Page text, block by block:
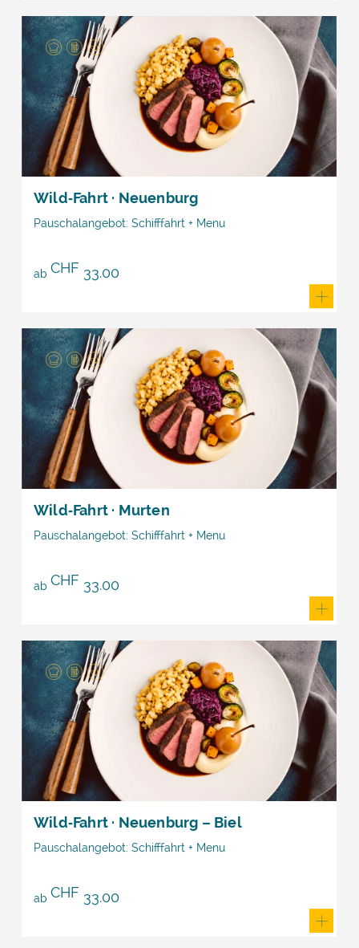
Wild‑Fahrt · Neuenburg
Pauschalangebot: Schifffahrt + Menu
ab CHF 33.00
Wild‑Fahrt · Murten
Pauschalangebot: Schifffahrt + Menu
ab CHF 33.00
Wild‑Fahrt · Neuenburg – Biel
Pauschalangebot: Schifffahrt + Menu
ab CHF 33.00